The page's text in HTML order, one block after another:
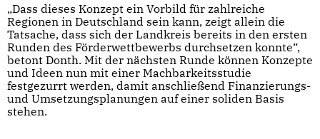
„Dass dieses Konzept ein Vorbild für zahlreiche
Regionen in Deutschland sein kann, zeigt allein die
Tatsache, dass sich der Landkreis bereits in den ersten
Runden des Förderwettbewerbs durchsetzen konnte“,
betont Donth. Mit der nächsten Runde können Konzepte
und Ideen nun mit einer Machbarkeitsstudie
festgezurrt werden, damit anschließend Finanzierungs-
und Umsetzungsplanungen auf einer soliden Basis
stehen.